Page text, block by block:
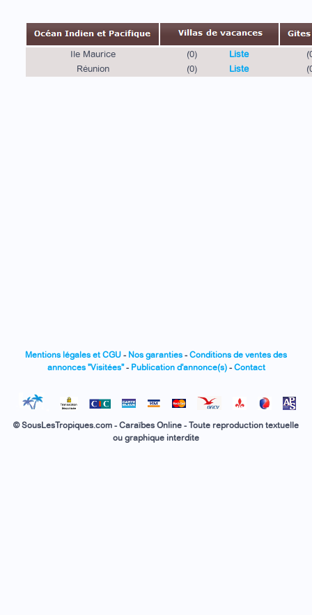
Ile Maurice (0) Liste
Réunion
(0) Liste
Mentions légales et CGU - Nos garanties - Conditions de ventes des
annonces "Visitées"- Publication d'annonce(s)- Contact
© SousLesTropiques.com - Caraïbes Online - Toute reproduction textuelle
ou graphique interdite